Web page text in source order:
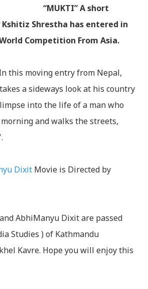
“MUKTI” A short
Shrestha has entered in
Competition From Asia.
this moving entry from Nepal,
a sideways look at his country
into the life of a man who
and walks the streets,
Dixit Movie is Directed by
AbhiManyu Dixit are passed
Studies ) of Kathmandu
Kavre. Hope you will enjoy this